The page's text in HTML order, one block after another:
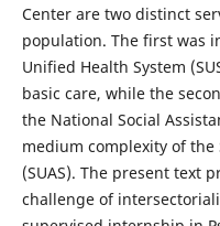
Center are two distinct
population. The first was
Unified Health System
basic care, while the
the National Social
medium complexity of the
(SUAS). The present text
challenge of